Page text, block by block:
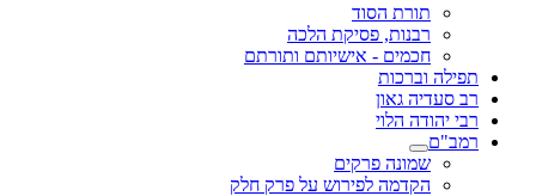
תורת הסוד
רבנות, פסיקת הלכה
חכמים - אישיותם ותורתם
תפילה וברכות
רב סעדיה גאון
רבי יהודה הלוי
רמב"ם
שמונה פרקים
הקדמה לפירוש על פרק חלק